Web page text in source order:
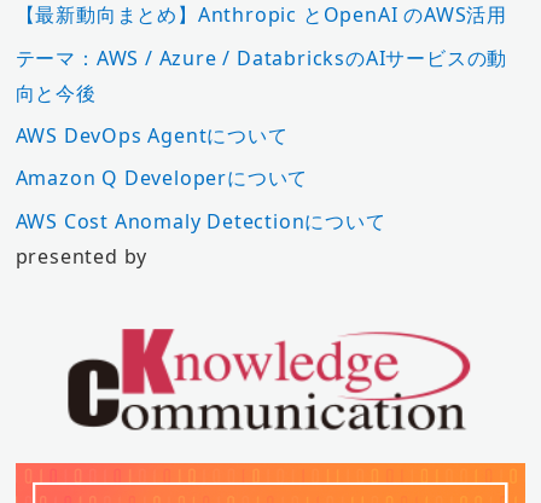
【最新動向まとめ】Anthropic とOpenAI のAWS活用
テーマ：AWS / Azure / DatabricksのAIサービスの動
向と今後
AWS DevOps Agentについて
Amazon Q Developerについて
AWS Cost Anomaly Detectionについて
presented by